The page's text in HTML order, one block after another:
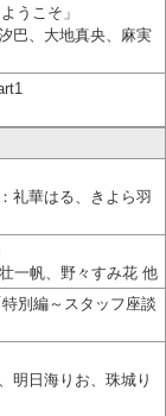
うこそ」
巴、大地真央、麻実
礼華はる、きよら羽
一帆、野々すみ花 他
別編～スタッフ座談
明日海りお、珠城り